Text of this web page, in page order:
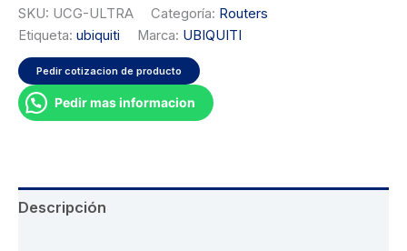
SKU: UCG-ULTRA Categoría: Routers
Etiqueta: ubiquiti Marca: UBIQUITI
Pedir cotizacion de producto
Pedir mas informacion
Descripción